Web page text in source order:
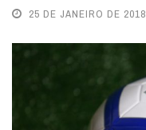
25 DE JANEIRO DE 2018